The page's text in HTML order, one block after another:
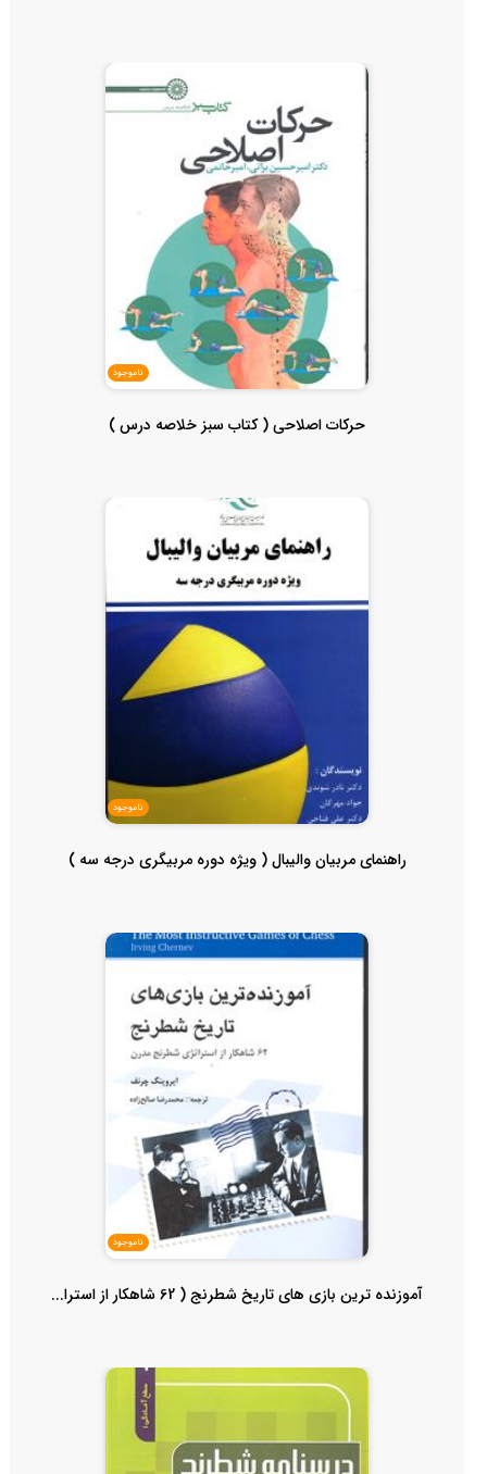
ناموجود
حرکات اصلاحی ( کتاب سبز خلاصه درس )
ناموجود
راهنمای مربیان والیبال ( ویژه دوره مربیگری درجه سه )
ناموجود
آموزنده ترین بازی های تاریخ شطرنج ( 62 شاهکار از استرا...